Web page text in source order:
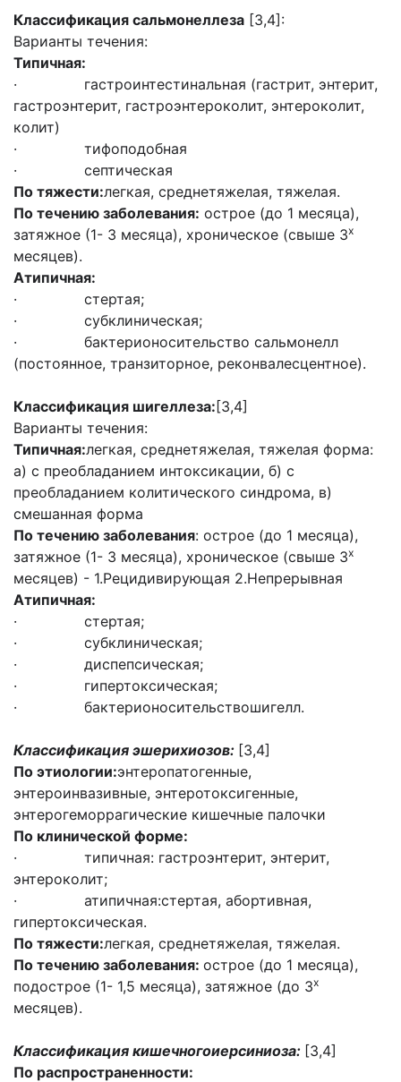
Классификация сальмонеллеза [3,4]:
Варианты течения:
Типичная:
· гастроинтестинальная (гастрит, энтерит,
гастроэнтерит, гастроэнтероколит, энтероколит,
колит)
· тифоподобная
· септическая
По тяжести:легкая, среднетяжелая, тяжелая.
По течению заболевания: острое (до 1 месяца),
затяжное (1- 3 месяца), хроническое (свыше 3х
месяцев).
Атипичная:
· стертая;
· субклиническая;
· бактерионосительство сальмонелл
(постоянное, транзиторное, реконвалесцентное).
Классификация шигеллеза: [3,4]
Варианты течения:
Типичная:легкая, среднетяжелая, тяжелая форма:
а) с преобладанием интоксикации, б) с
преобладанием колитического синдрома, в)
смешанная форма
По течению заболевания: острое (до 1 месяца),
затяжное (1- 3 месяца), хроническое (свыше 3х
месяцев) - 1.Рецидивирующая 2.Непрерывная
Атипичная:
· стертая;
· субклиническая;
· диспепсическая;
· гипертоксическая;
· бактерионосительствошигелл.
Классификация эшерихиозов: [3,4]
По этиологии:энтеропатогенные,
энтероинвазивные, энтеротоксигенные,
энтерогеморрагические кишечные палочки
По клинической форме:
· типичная: гастроэнтерит, энтерит,
энтероколит;
· атипичная:стертая, абортивная,
гипертоксическая.
По тяжести:легкая, среднетяжелая, тяжелая.
По течению заболевания: острое (до 1 месяца),
подострое (1- 1,5 месяца), затяжное (до 3х
месяцев).
Классификация кишечногоиерсиниоза: [3,4]
По распространенности: